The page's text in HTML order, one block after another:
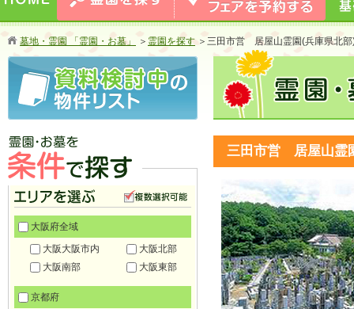
する
墓地・霊園 「霊園・お墓」 ＞ 霊園を探す ＞ 三田市営 居屋山霊園(兵庫県北部
三田市営 居屋山霊
霊園・お墓を条件で探す
大阪府全域
大阪大阪市内
大阪北部
大阪南部
大阪東部
京都府